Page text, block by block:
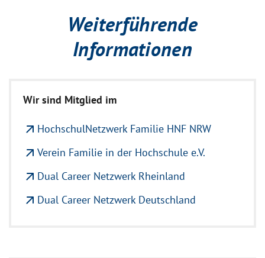
Weiterführende
Informationen
Wir sind Mitglied im
arrow_outward HochschulNetzwerk Familie HNF NRW
arrow_outward Verein Familie in der Hochschule e.V.
arrow_outward Dual Career Netzwerk Rheinland
arrow_outward Dual Career Netzwerk Deutschland